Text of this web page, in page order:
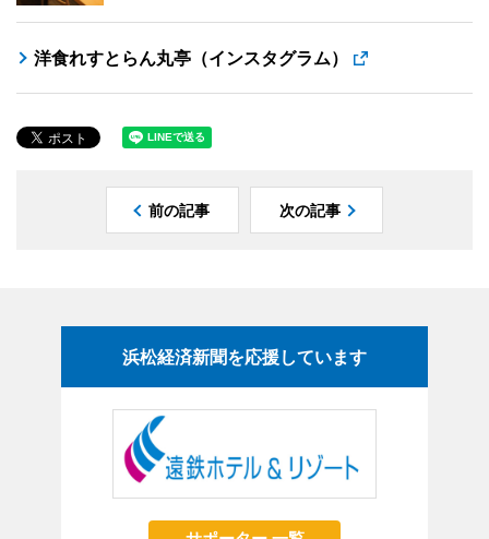
洋食れすとらん丸亭（インスタグラム）
前の記事 次の記事
浜松経済新聞を応援しています